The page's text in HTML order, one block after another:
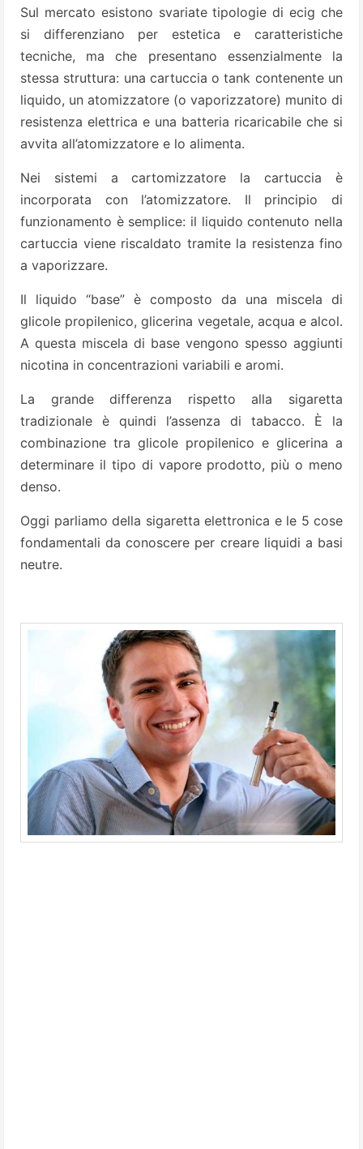
Sul mercato esistono svariate tipologie di ecig che
si differenziano per estetica e caratteristiche
tecniche, ma che presentano essenzialmente la
stessa struttura: una cartuccia o tank contenente un
liquido, un atomizzatore (o vaporizzatore) munito di
resistenza elettrica e una batteria ricaricabile che si
avvita all’atomizzatore e lo alimenta.
Nei sistemi a cartomizzatore la cartuccia è
incorporata con l’atomizzatore. Il principio di
funzionamento è semplice: il liquido contenuto nella
cartuccia viene riscaldato tramite la resistenza fino
a vaporizzare.
Il liquido “base” è composto da una miscela di
glicole propilenico, glicerina vegetale, acqua e alcol.
A questa miscela di base vengono spesso aggiunti
nicotina in concentrazioni variabili e aromi.
La grande differenza rispetto alla sigaretta
tradizionale è quindi l’assenza di tabacco. È la
combinazione tra glicole propilenico e glicerina a
determinare il tipo di vapore prodotto, più o meno
denso.
Oggi parliamo della sigaretta elettronica e le 5 cose
fondamentali da conoscere per creare liquidi a basi
neutre.